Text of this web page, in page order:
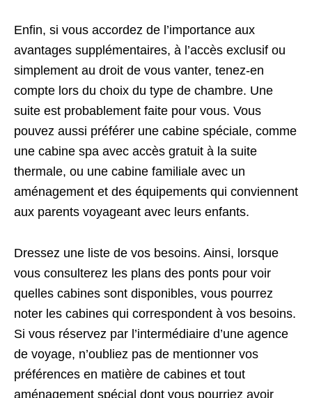
Enfin, si vous accordez de l’importance aux
avantages supplémentaires, à l’accès exclusif ou
simplement au droit de vous vanter, tenez-en
compte lors du choix du type de chambre. Une
suite est probablement faite pour vous. Vous
pouvez aussi préférer une cabine spéciale, comme
une cabine spa avec accès gratuit à la suite
thermale, ou une cabine familiale avec un
aménagement et des équipements qui conviennent
aux parents voyageant avec leurs enfants.
Dressez une liste de vos besoins. Ainsi, lorsque
vous consulterez les plans des ponts pour voir
quelles cabines sont disponibles, vous pourrez
noter les cabines qui correspondent à vos besoins.
Si vous réservez par l’intermédiaire d’une agence
de voyage, n’oubliez pas de mentionner vos
préférences en matière de cabines et tout
aménagement spécial dont vous pourriez avoir